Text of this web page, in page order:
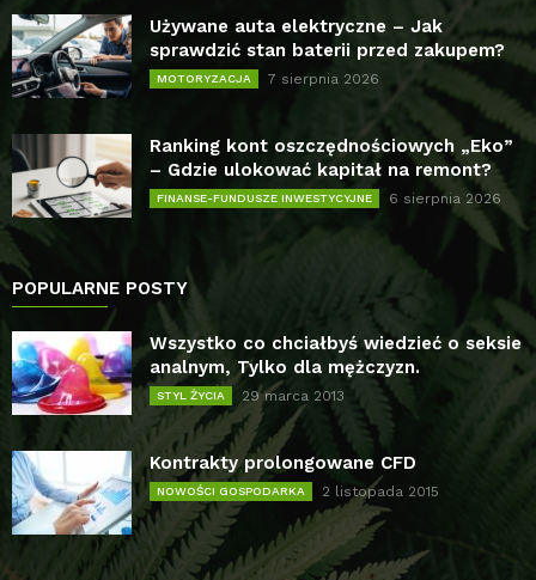
Używane auta elektryczne – Jak
sprawdzić stan baterii przed zakupem?
MOTORYZACJA 7 sierpnia 2026
Ranking kont oszczędnościowych „Eko”
– Gdzie ulokować kapitał na remont?
FINANSE-FUNDUSZE INWESTYCYJNE 6 sierpnia 2026
POPULARNE POSTY
Wszystko co chciałbyś wiedzieć o seksie
analnym, Tylko dla mężczyzn.
STYL ŻYCIA 29 marca 2013
Kontrakty prolongowane CFD
NOWOŚCI GOSPODARKA 2 listopada 2015